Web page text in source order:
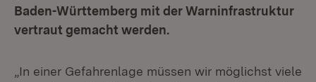
Baden-Württemberg mit der Warninfrastruktur
vertraut gemacht werden.
„In einer Gefahrenlage müssen wir möglichst viele